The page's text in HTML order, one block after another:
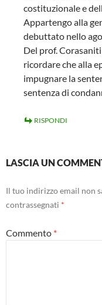
costituzionale e
Appartengo alla
debuttato nello
Del prof.
ricordare che alla
impugnare la
sentenza di
RISPONDI
LASCIA UN
Il tuo indirizzo email non
contrassegnati *
Commento *